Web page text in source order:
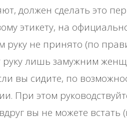
должен сделать это
этикету, на
руку не принято (по
руку лишь замужним
вы сидите, по
При этом
вы не можете встать